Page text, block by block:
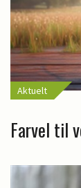
Aktuelt
Farvel til